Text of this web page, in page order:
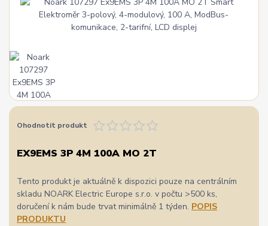
Ohodnotit produkt
EX9EMS 3P 4M 100A MO 2T
Tento produkt je aktuálně k dispozici pouze na centrálním
skladu NOARK Electric Europe s.r.o. v počtu >500 ks,
doručení k nám bude trvat minimálně 1 týden. POPIS
PRODUKTU